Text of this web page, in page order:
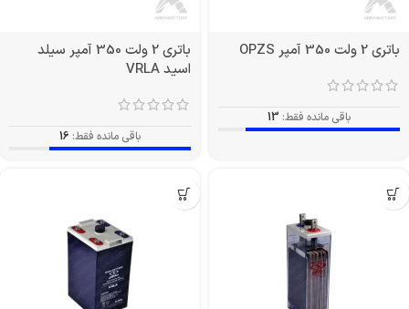
باتری 2 ولت 350 آمپر OPZS
باقی مانده فقط: 13
باتری 2 ولت 350 آمپر سیلد
اسید VRLA
باقی مانده فقط: 16